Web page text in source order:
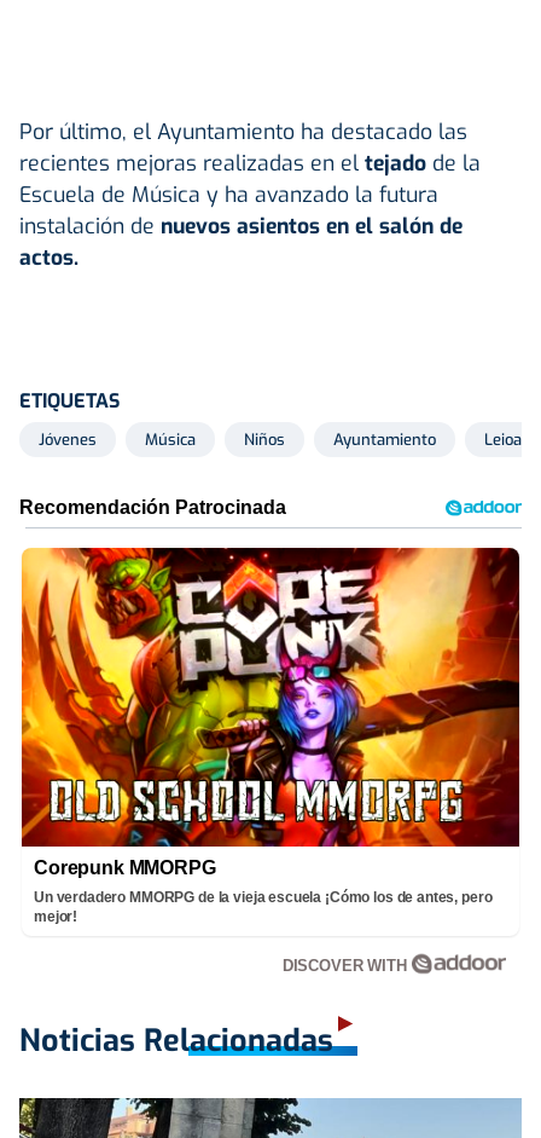
Por último, el Ayuntamiento ha destacado las
recientes mejoras realizadas en el tejado de la
Escuela de Música y ha avanzado la futura
instalación de nuevos asientos en el salón de
actos.
ETIQUETAS
Jóvenes Música Niños Ayuntamiento Leioa
Corepunk MMORPG
Un verdadero MMORPG de la vieja escuela ¡Cómo los de antes, pero
mejor!
DISCOVER WITH
Noticias Relacionadas